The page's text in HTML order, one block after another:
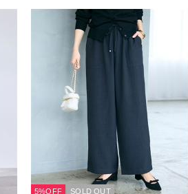
5%OFF SOLD OUT